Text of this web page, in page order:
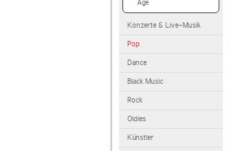
Age
Konzerte & Live-Musik
Pop
Dance
Black Music
Rock
Oldies
Künstler